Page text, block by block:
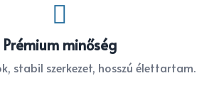

Prémium minőség
stabil szerkezet, hosszú élettartam.